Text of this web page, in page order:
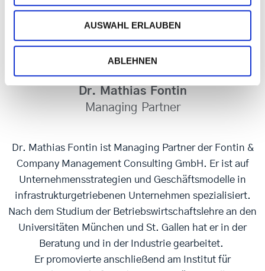
AUSWAHL ERLAUBEN
ABLEHNEN
Dr. Mathias Fontin
Managing Partner
Dr. Mathias Fontin ist Managing Partner der Fontin &
Company Management Consulting GmbH. Er ist auf
Unternehmensstrategien und Geschäftsmodelle in
infrastrukturgetriebenen Unternehmen spezialisiert.
Nach dem Studium der Betriebswirtschaftslehre an den
Universitäten München und St. Gallen hat er in der
Beratung und in der Industrie gearbeitet.
Er promovierte anschließend am Institut für